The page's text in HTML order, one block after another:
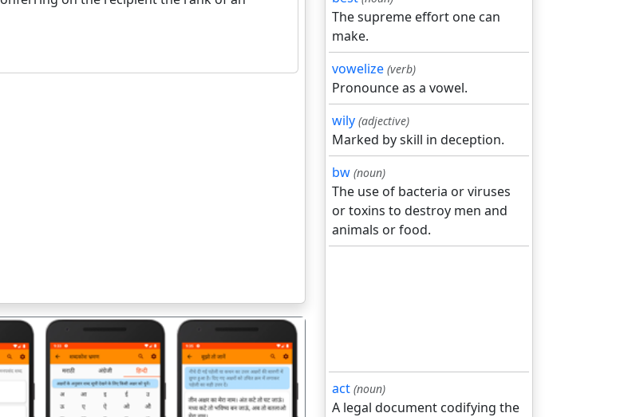
The supreme effort one can
make.
vowelize (verb)
Pronounce as a vowel.
wily (adjective)
Marked by skill in deception.
bw (noun)
The use of bacteria or viruses
or toxins to destroy men and
animals or food.
act (noun)
A legal document codifying the